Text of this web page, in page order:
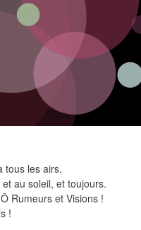
tous les airs.
au soleil, et toujours.
Rumeurs et Visions !
!